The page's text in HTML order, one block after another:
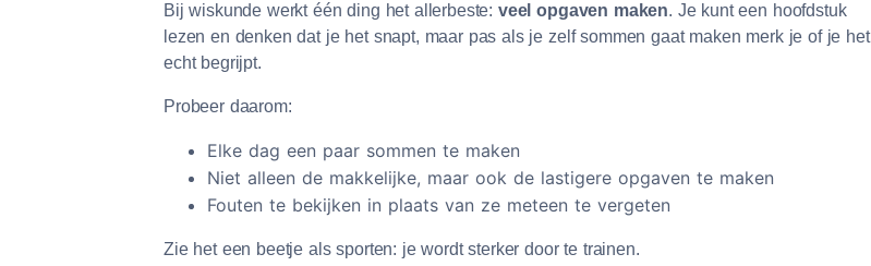
Bij wiskunde werkt één ding het allerbeste: veel opgaven maken. Je kunt een hoofdstuk
lezen en denken dat je het snapt, maar pas als je zelf sommen gaat maken merk je of je het
echt begrijpt.
Probeer daarom:
Elke dag een paar sommen te maken
Niet alleen de makkelijke, maar ook de lastigere opgaven te maken
Fouten te bekijken in plaats van ze meteen te vergeten
Zie het een beetje als sporten: je wordt sterker door te trainen.